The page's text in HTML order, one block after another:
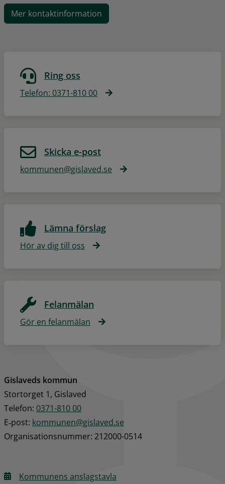
Mer kontaktinformation
Ring oss
Telefon: 0371-810 00
Skicka e-post
kommunen@gislaved.se
Lämna förslag
Hör av dig till oss
Felanmälan
Gör en felanmälan
Gislaveds kommun
Stortorget 1, Gislaved
Telefon: 0371-810 00
E‑post: kommunen@gislaved.se
Organisationsnummer: 212000-0514
Kommunens anslagstavla